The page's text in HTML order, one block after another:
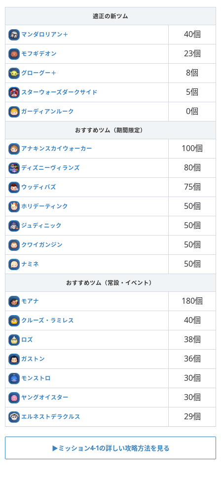
適正の新ツム
マンダロリアン＋ 40個
モフギデオン 23個
グローグー＋ 8個
スターウォーズダークサイド 5個
ガーディアンルーク 0個
おすすめツム（期間限定）
アナキンスカイウォーカー 100個
ディズニーヴィランズ 80個
ウッディバズ 75個
ホリデーティンク 50個
ジュディニック 50個
クワイガンジン 50個
ナミネ 50個
おすすめツム（常設・イベント）
モアナ 180個
クルーズ・ラミレス 40個
ロズ 38個
ガストン 36個
モンストロ 30個
ヤングオイスター 30個
エルネストデラクルス 29個
▶︎ミッション4-1の詳しい攻略方法を見る